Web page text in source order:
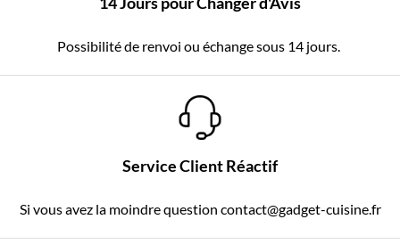
Possibilité de renvoi ou échange sous 14 jours.
Service Client Réactif
Si vous avez la moindre question contact@gadget-cuisine.fr